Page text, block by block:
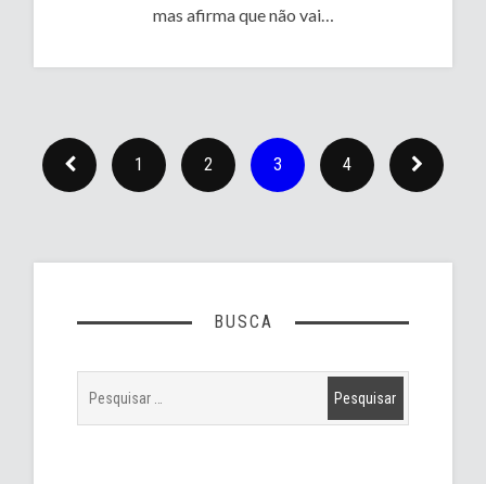
mas afirma que não vai…
1 2 3 4
BUSCA